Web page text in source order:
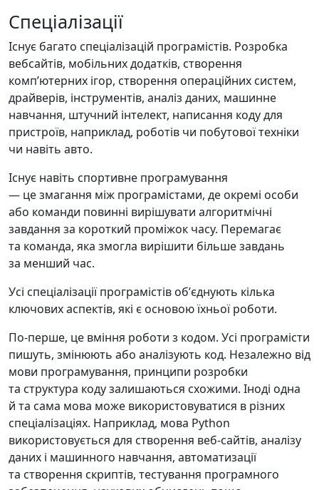
Спеціалізації
Існує багато спеціалізацій програмістів. Розробка
вебсайтів, мобільних додатків, створення
компʼютерних ігор, створення операційних систем,
драйверів, інструментів, аналіз даних, машинне
навчання, штучний інтелект, написання коду для
пристроїв, наприклад, роботів чи побутової техніки
чи навіть авто.
Існує навіть спортивне програмування
— це змагання між програмістами, де окремі особи
або команди повинні вирішувати алгоритмічні
завдання за короткий проміжок часу. Перемагає
та команда, яка змогла вирішити більше завдань
за менший час.
Усі спеціалізації програмістів обʼєднують кілька
ключових аспектів, які є основою їхньої роботи.
По-перше, це вміння роботи з кодом. Усі програмісти
пишуть, змінюють або аналізують код. Незалежно від
мови програмування, принципи розробки
та структура коду залишаються схожими. Іноді одна
й та сама мова може використовуватися в різних
спеціалізаціях. Наприклад, мова Python
використовується для створення веб-сайтів, аналізу
даних і машинного навчання, автоматизації
та створення скриптів, тестування програмного